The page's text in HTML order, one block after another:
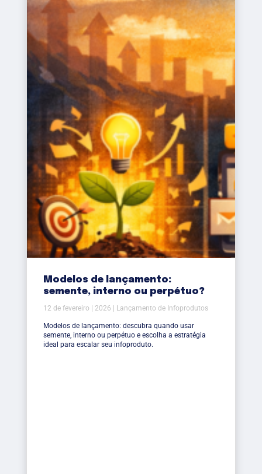
Modelos de lançamento:
semente, interno ou perpétuo?
12 de fevereiro | 2026 | Lançamento de Infoprodutos
Modelos de lançamento: descubra quando usar
semente, interno ou perpétuo e escolha a estratégia
ideal para escalar seu infoproduto.